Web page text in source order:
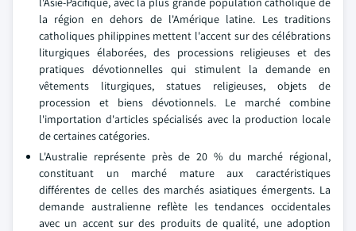
la région en dehors de l'Amérique latine. Les traditions
catholiques philippines mettent l'accent sur des célébrations
liturgiques élaborées, des processions religieuses et des
pratiques dévotionnelles qui stimulent la demande en
vêtements liturgiques, statues religieuses, objets de
procession et biens dévotionnels. Le marché combine
l'importation d'articles spécialisés avec la production locale
de certaines catégories.
L'Australie représente près de 20 % du marché régional,
constituant un marché mature aux caractéristiques
différentes de celles des marchés asiatiques émergents. La
demande australienne reflète les tendances occidentales
avec un accent sur des produits de qualité, une adoption